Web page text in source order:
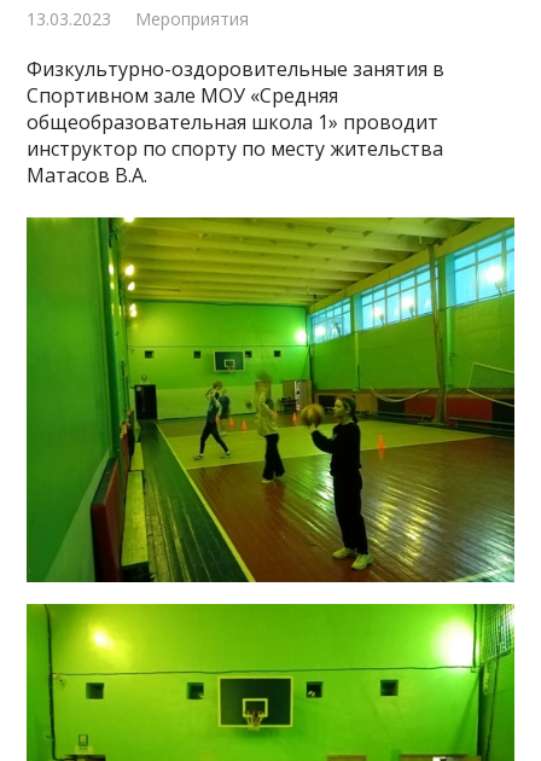
13.03.2023 Мероприятия
Физкультурно-оздоровительные занятия в
Спортивном зале МОУ «Средняя
общеобразовательная школа 1» проводит
инструктор по спорту по месту жительства
Матасов В.А.